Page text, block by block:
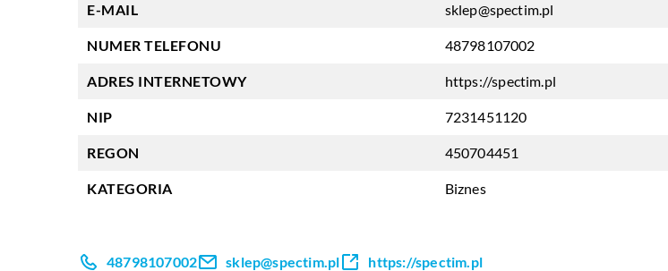
E-MAIL sklep@spectim.pl
NUMER TELEFONU 48798107002
ADRES INTERNETOWY https://spectim.pl
NIP 7231451120
REGON 450704451
KATEGORIA Biznes
48798107002 sklep@spectim.pl https://spectim.pl